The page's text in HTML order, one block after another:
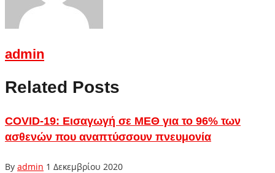
admin
Related Posts
COVID-19: Εισαγωγή σε ΜΕΘ για το 96% των
ασθενών που αναπτύσσουν πνευμονία
By admin 1 Δεκεμβρίου 2020